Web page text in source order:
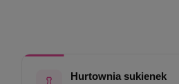
Hurtownia sukienek